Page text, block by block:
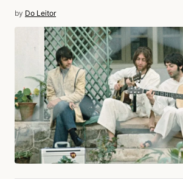
by Do Leitor